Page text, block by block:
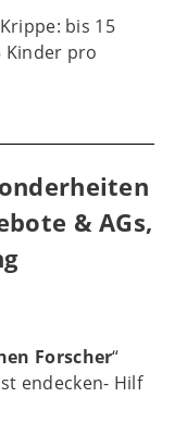
bis 15
Kinder pro
& AGs,
Forscher“
endecken- Hilf